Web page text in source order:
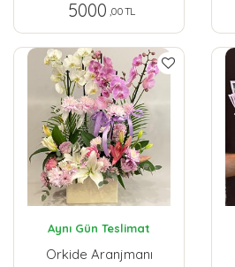
5000 ,00 TL
Aynı Gün Teslimat
Orkide Aranjmanı